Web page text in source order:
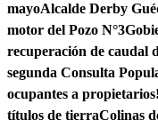
mayoAlcalde Derby
motor del Pozo N°3
recuperación de caudal
segunda Consulta
ocupantes a
títulos de tierraColinas